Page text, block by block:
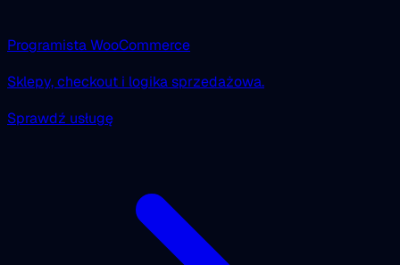
Programista WooCommerce
Sklepy, checkout i logika sprzedażowa.
Sprawdź usługę